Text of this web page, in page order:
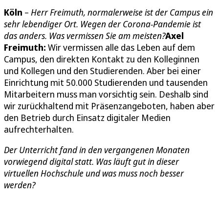
Köln – Herr Freimuth, normalerweise ist der Campus ein
sehr lebendiger Ort. Wegen der Corona-Pandemie ist
das anders. Was vermissen Sie am meisten?Axel
Freimuth: Wir vermissen alle das Leben auf dem
Campus, den direkten Kontakt zu den Kolleginnen
und Kollegen und den Studierenden. Aber bei einer
Einrichtung mit 50.000 Studierenden und tausenden
Mitarbeitern muss man vorsichtig sein. Deshalb sind
wir zurückhaltend mit Präsenzangeboten, haben aber
den Betrieb durch Einsatz digitaler Medien
aufrechterhalten.
Der Unterricht fand in den vergangenen Monaten
vorwiegend digital statt. Was läuft gut in dieser
virtuellen Hochschule und was muss noch besser
werden?